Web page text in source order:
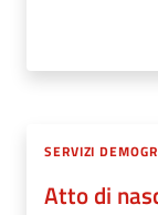
SERVIZI
Atto di